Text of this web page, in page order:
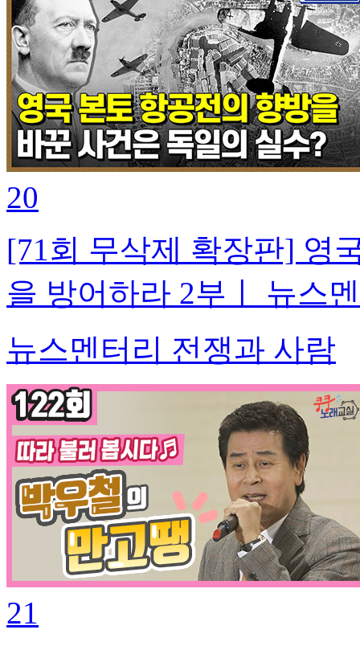
20
[71회 무삭제 확장판] 영
을 방어하라 2부ㅣ 뉴스
뉴스멘터리 전쟁과 사람
21